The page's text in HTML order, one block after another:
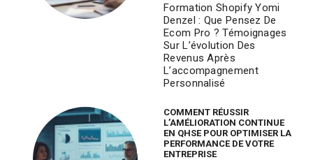
Formation Shopify Yomi
Denzel : Que Pensez De
Ecom Pro ? Témoignages
Sur L’évolution Des
Revenus Après
L’accompagnement
Personnalisé
COMMENT RÉUSSIR
L’AMÉLIORATION CONTINUE
EN QHSE POUR OPTIMISER LA
PERFORMANCE DE VOTRE
ENTREPRISE